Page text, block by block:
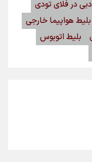
در فلای تودی
بلیط هواپیما خارجی
بلیط اتوبوس